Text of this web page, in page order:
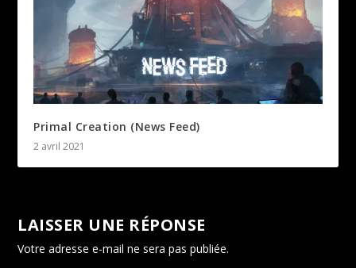
Primal Creation (News Feed)
2 avril 2021
LAISSER UNE RÉPONSE
Votre adresse e-mail ne sera pas publiée.
obligatoires sont indiqués avec